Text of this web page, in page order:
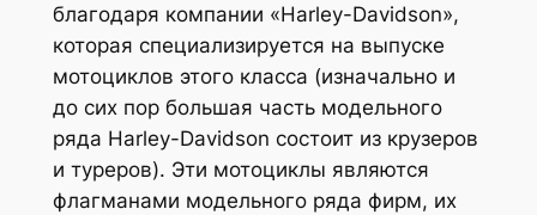
благодаря компании «Harley-Davidson»,
которая специализируется на выпуске
мотоциклов этого класса (изначально и
до сих пор большая часть модельного
ряда Harley-Davidson состоит из крузеров
и туреров). Эти мотоциклы являются
флагманами модельного ряда фирм, их